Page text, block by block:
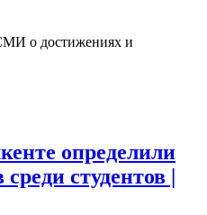
о достижениях и
определили
студентов |